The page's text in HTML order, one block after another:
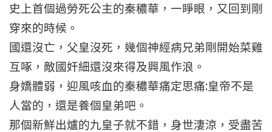
史上首個過勞死公主的秦穠華，一睜眼，又回到剛
穿來的時候。
國還沒亡，父皇沒死，幾個神經病兄弟剛開始菜雞
互啄，敵國奸細還沒來得及興風作浪。
身嬌體弱，迎風咳血的秦穠華痛定思痛:皇帝不是
人當的，還是養個皇弟吧。
那個新鮮出爐的九皇子就不錯，身世淒涼，受盡苦